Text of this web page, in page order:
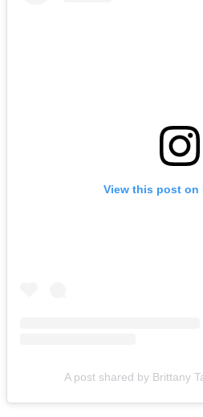
View this post on
A post shared by Brittany